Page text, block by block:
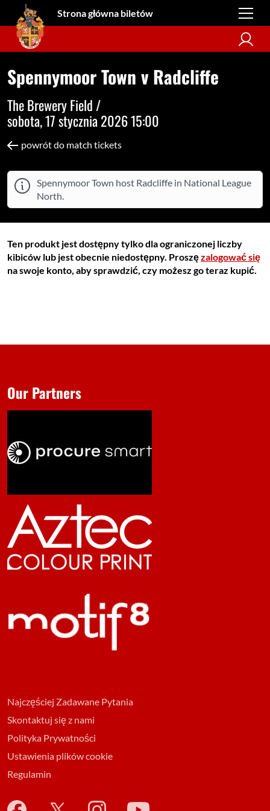
Strona główna biletów
Spennymoor Town v Radcliffe
The Brewery Field /
sobota, 17 stycznia 2026 15:00
powrót do match tickets
Spennymoor Town host Radcliffe in National League
North.
Ten produkt jest dostępny tylko dla ograniczonej liczby
kibiców lub jest obecnie niedostępny. Proszęzalogować się
na swoje konto, aby sprawdzić, czy możesz go teraz kupić.
Najczęściej Zadawane Pytania
Skontaktuj się z nami
Polityka Prywatności
Ustawienia plików cookie
Regulamin
Our Partners